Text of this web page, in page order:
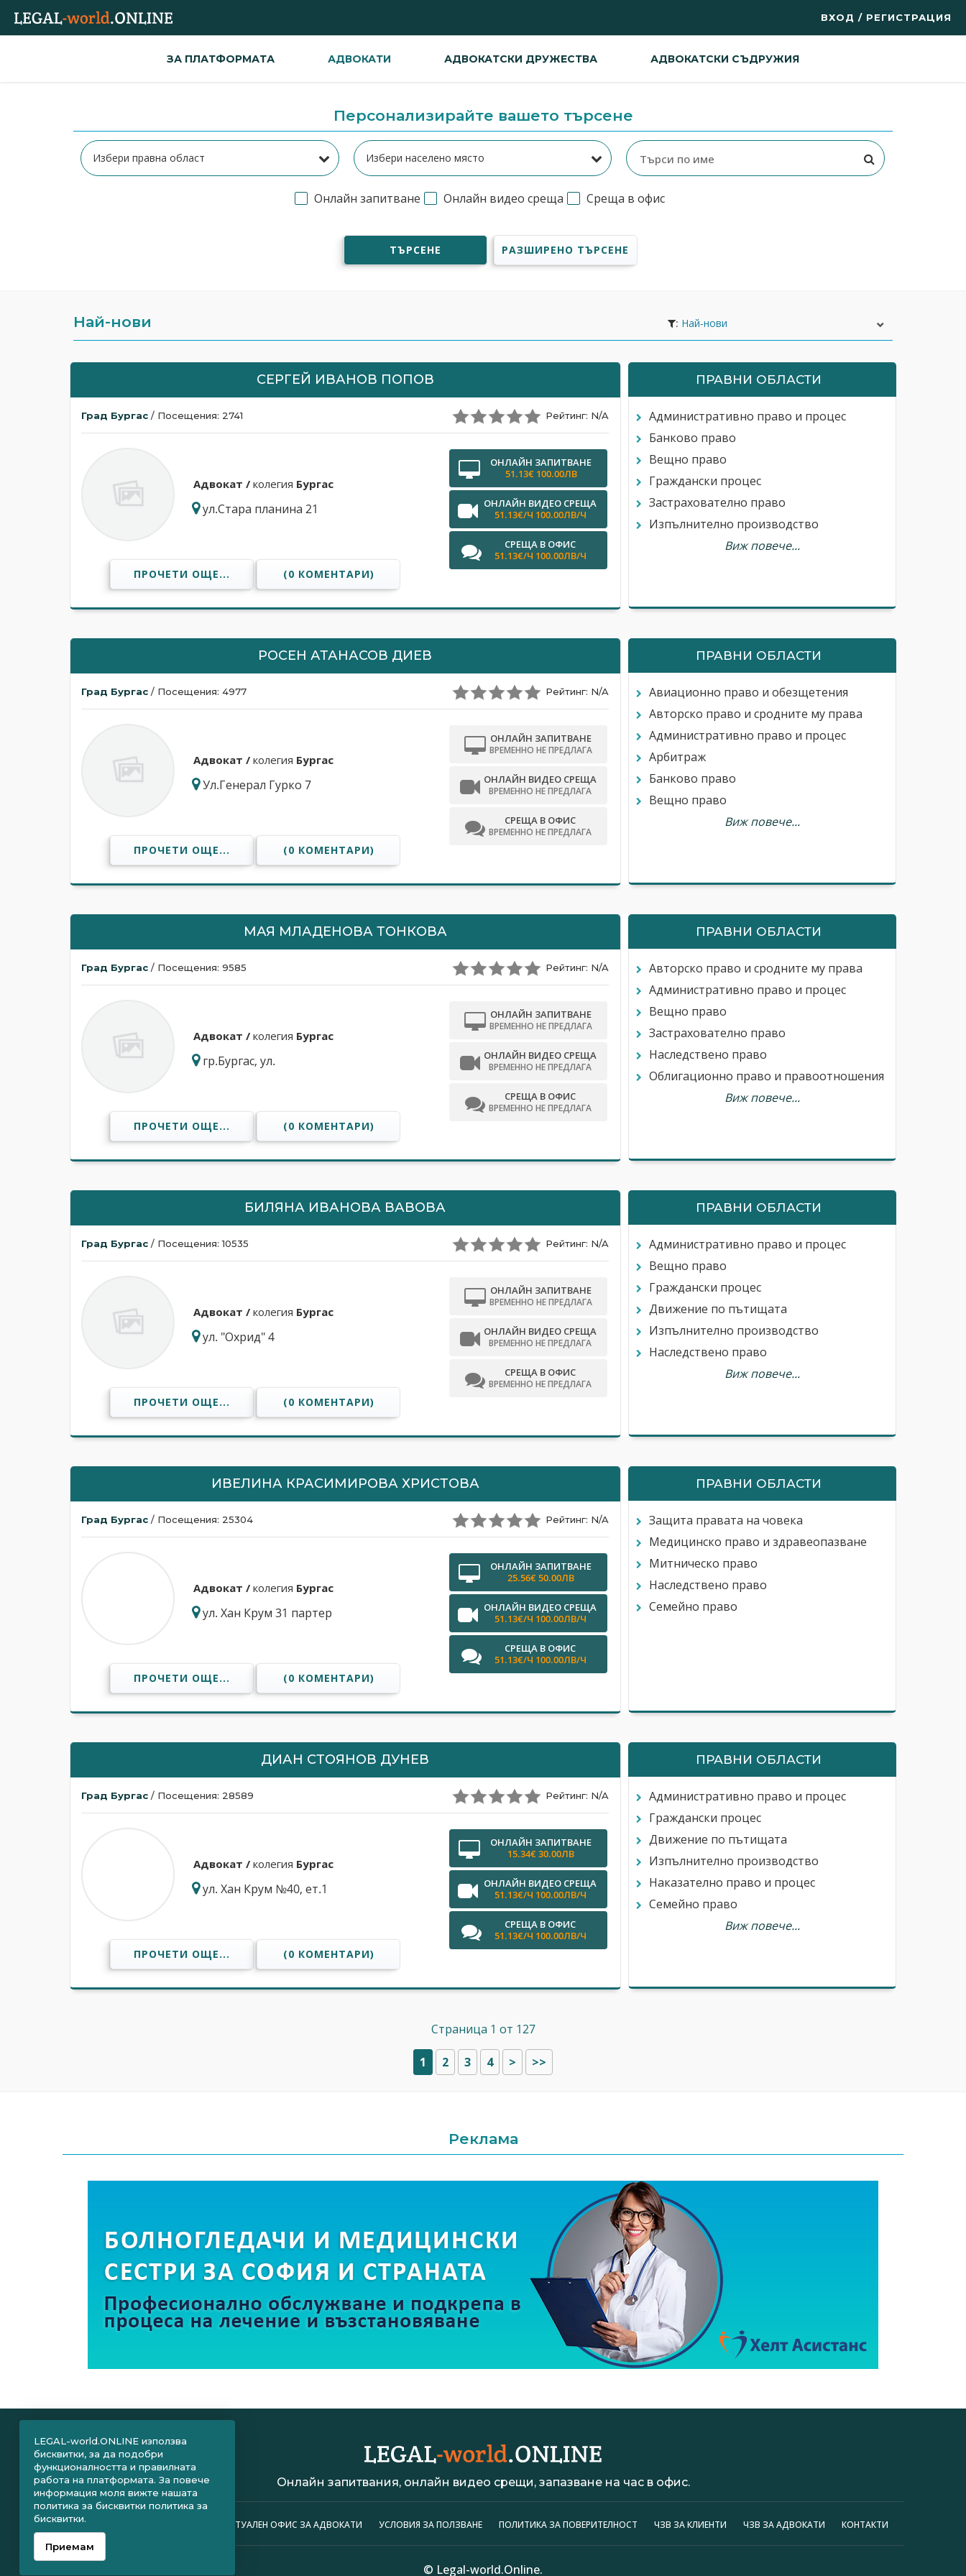
ВХОД / РЕГИСТРАЦИЯ
ЗА ПЛАТФОРМАТА АДВОКАТИ АДВОКАТСКИ ДРУЖЕСТВА АДВОКАТСКИ СЪДРУЖИЯ
Персонализирайте вашето търсене
Онлайн запитване Онлайн видео среща Среща в офис
ТЪРСЕНЕ РАЗШИРЕНО ТЪРСЕНЕ
Най-нови :
СЕРГЕЙ ИВАНОВ ПОПОВ
Град Бургас / Посещения: 2741 Рейтинг: N/A
Адвокат / колегия Бургас
ул.Стара планина 21
ПРОЧЕТИ ОЩЕ... (0 КОМЕНТАРИ)
ОНЛАЙН ЗАПИТВАНЕ
51.13€ 100.00ЛВ
ОНЛАЙН ВИДЕО СРЕЩА
51.13€/Ч 100.00ЛВ/Ч
СРЕЩА В ОФИС
51.13€/Ч 100.00ЛВ/Ч
ПРАВНИ ОБЛАСТИ
Административно право и процес
Банково право
Вещно право
Граждански процес
Застрахователно право
Изпълнително производство
Виж повече...
РОСЕН АТАНАСОВ ДИЕВ
Град Бургас / Посещения: 4977 Рейтинг: N/A
Адвокат / колегия Бургас
Ул.Генерал Гурко 7
ПРОЧЕТИ ОЩЕ... (0 КОМЕНТАРИ)
ОНЛАЙН ЗАПИТВАНЕ
ВРЕМЕННО НЕ ПРЕДЛАГА
ОНЛАЙН ВИДЕО СРЕЩА
ВРЕМЕННО НЕ ПРЕДЛАГА
СРЕЩА В ОФИС
ВРЕМЕННО НЕ ПРЕДЛАГА
ПРАВНИ ОБЛАСТИ
Авиационно право и обезщетения
Авторско право и сродните му права
Административно право и процес
Арбитраж
Банково право
Вещно право
Виж повече...
МАЯ МЛАДЕНОВА ТОНКОВА
Град Бургас / Посещения: 9585 Рейтинг: N/A
Адвокат / колегия Бургас
гр.Бургас, ул.
ПРОЧЕТИ ОЩЕ... (0 КОМЕНТАРИ)
ОНЛАЙН ЗАПИТВАНЕ
ВРЕМЕННО НЕ ПРЕДЛАГА
ОНЛАЙН ВИДЕО СРЕЩА
ВРЕМЕННО НЕ ПРЕДЛАГА
СРЕЩА В ОФИС
ВРЕМЕННО НЕ ПРЕДЛАГА
ПРАВНИ ОБЛАСТИ
Авторско право и сродните му права
Административно право и процес
Вещно право
Застрахователно право
Наследствено право
Облигационно право и правоотношения
Виж повече...
БИЛЯНА ИВАНОВА ВАВОВА
Град Бургас / Посещения: 10535 Рейтинг: N/A
Адвокат / колегия Бургас
ул. "Охрид" 4
ПРОЧЕТИ ОЩЕ... (0 КОМЕНТАРИ)
ОНЛАЙН ЗАПИТВАНЕ
ВРЕМЕННО НЕ ПРЕДЛАГА
ОНЛАЙН ВИДЕО СРЕЩА
ВРЕМЕННО НЕ ПРЕДЛАГА
СРЕЩА В ОФИС
ВРЕМЕННО НЕ ПРЕДЛАГА
ПРАВНИ ОБЛАСТИ
Административно право и процес
Вещно право
Граждански процес
Движение по пътищата
Изпълнително производство
Наследствено право
Виж повече...
ИВЕЛИНА КРАСИМИРОВА ХРИСТОВА
Град Бургас / Посещения: 25304 Рейтинг: N/A
Адвокат / колегия Бургас
ул. Хан Крум 31 партер
ПРОЧЕТИ ОЩЕ... (0 КОМЕНТАРИ)
ОНЛАЙН ЗАПИТВАНЕ
25.56€ 50.00ЛВ
ОНЛАЙН ВИДЕО СРЕЩА
51.13€/Ч 100.00ЛВ/Ч
СРЕЩА В ОФИС
51.13€/Ч 100.00ЛВ/Ч
ПРАВНИ ОБЛАСТИ
Защита правата на човека
Медицинско право и здравеопазване
Митническо право
Наследствено право
Семейно право
ДИАН СТОЯНОВ ДУНЕВ
Град Бургас / Посещения: 28589 Рейтинг: N/A
Адвокат / колегия Бургас
ул. Хан Крум №40, ет.1
ПРОЧЕТИ ОЩЕ... (0 КОМЕНТАРИ)
ОНЛАЙН ЗАПИТВАНЕ
15.34€ 30.00ЛВ
ОНЛАЙН ВИДЕО СРЕЩА
51.13€/Ч 100.00ЛВ/Ч
СРЕЩА В ОФИС
51.13€/Ч 100.00ЛВ/Ч
ПРАВНИ ОБЛАСТИ
Административно право и процес
Граждански процес
Движение по пътищата
Изпълнително производство
Наказателно право и процес
Семейно право
Виж повече...
Страница 1 от 127
1 2 3 4 > >>
Реклама
Онлайн запитвания, онлайн видео срещи, запазване на час в офис.
ВИРТУАЛЕН ОФИС ЗА АДВОКАТИ УСЛОВИЯ ЗА ПОЛЗВАНЕ ПОЛИТИКА ЗА ПОВЕРИТЕЛНОСТ ЧЗВ ЗА КЛИЕНТИ ЧЗВ ЗА АДВОКАТИ КОНТАКТИ
© Legal-world.Online.
LEGAL-world.ONLINE използва
бисквитки, за да подобри
функционалността и правилната
работа на платформата. За повече
информация моля вижте нашата
политика за бисквитки политика за
бисквитки.
Приемам